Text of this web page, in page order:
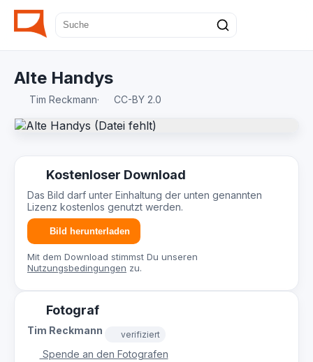
Alte Handys
Tim Reckmann· CC-BY 2.0
Kostenloser Download
Das Bild darf unter Einhaltung der unten genannten
Lizenz kostenlos genutzt werden.
Bild herunterladen
Mit dem Download stimmst Du unseren
Nutzungsbedingungen zu.
Fotograf
Tim Reckmann verifiziert
Spende an den Fotografen